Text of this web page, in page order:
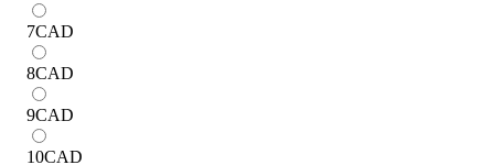
7CAD
8CAD
9CAD
10CAD